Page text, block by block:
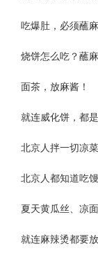
吃爆肚，必须蘸麻
烧饼怎么吃？蘸麻
面茶，放麻酱！
就连威化饼，都
北京人拌一切凉
北京人都知道吃
夏天黄瓜丝、凉面
就连麻辣烫都要放